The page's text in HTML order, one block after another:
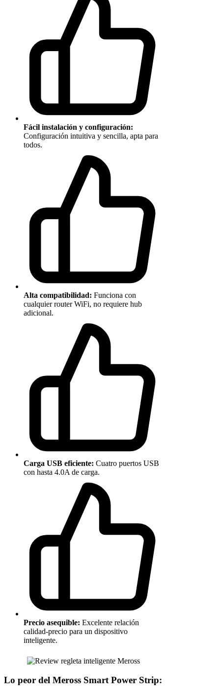
Fácil instalación y configuración:
Configuración intuitiva y sencilla, apta para
todos.
Alta compatibilidad: Funciona con
cualquier router WiFi, no requiere hub
adicional.
Carga USB eficiente: Cuatro puertos USB
con hasta 4.0A de carga.
Precio asequible: Excelente relación
calidad-precio para un dispositivo
inteligente.
Lo peor del Meross Smart Power Strip: